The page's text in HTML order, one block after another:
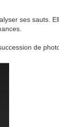
ses sauts.
de